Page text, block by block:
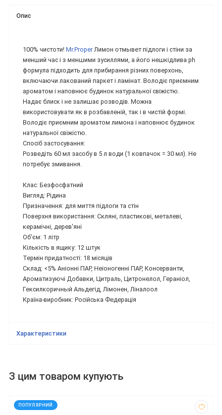
Опис
100% чистоти! Mr.Proper Лимон отмывет підлоги і стіни за
менший час і з меншими зусиллями, а його нешкідлива ph
формула підходить для прибирання різних поверхонь,
включаючи лакований паркет і ламінат. Володіє приємним
ароматом і наповнює будинок натуральної свіжістю.
Надає блиск і не залишає розводів. Можна
використовувати як в розбавленій, так і в чистій формі.
Володіє приємним ароматом лимона і наповнює будинок
натуральної свіжістю.
Спосіб застосування:
Розведіть 60 мл засобу в 5 л води (1 ковпачок = 30 мл). Не
потребує змивання.
Клас: Безфосфатний
Вигляд: Рідина
Призначення: для миття підлоги та стін
Поверхня використання: Скляні, пластикові, металеві,
керамічні, дерев'яні
Об'єм: 1 літр
Кількість в ящику: 12 штук
Термін придатності: 18 місяців
Склад: <5% Аніонні ПАР, Неіоногенні ПАР, Консерванти,
Ароматизуючі Добавки, Цитраль, Цитронелол, Гераніол,
Гексилкоричный Альдегід, Лімонен, Ліналоол
Країна-виробник: Російська Федерація
Характеристики
З цим товаром купують
ПОПУЛЯРНИЙ
код: 20044